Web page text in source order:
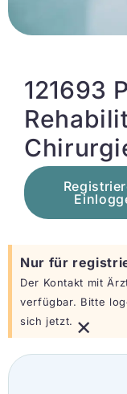
121693
Nur für
Der Kontakt mit
verfügbar. Bitte
sich jetzt. ×